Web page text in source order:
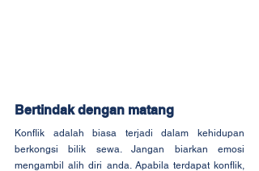
Bertindak dengan matang
Konflik adalah biasa terjadi dalam kehidupan
berkongsi bilik sewa. Jangan biarkan emosi
mengambil alih diri anda. Apabila terdapat konflik,